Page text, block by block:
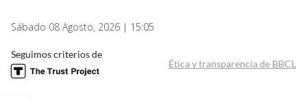
Sábado 08 Agosto, 2026 | 15:05
Seguimos criterios de
Ética y transparencia de BBCL